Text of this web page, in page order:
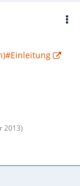
2013)